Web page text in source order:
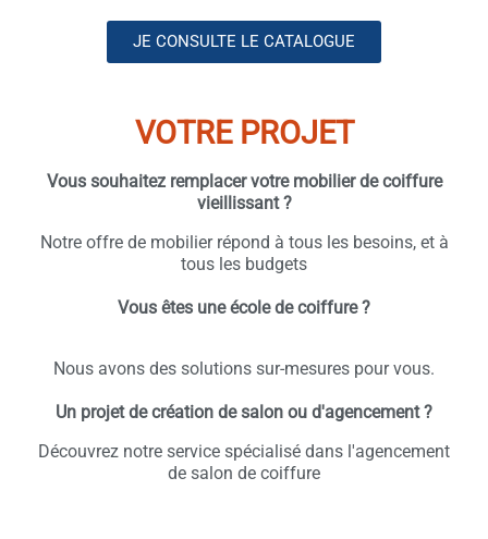
JE CONSULTE LE CATALOGUE
VOTRE PROJET
Vous souhaitez remplacer votre mobilier de coiffure
vieillissant ?
Notre offre de mobilier répond à tous les besoins, et à
tous les budgets
Vous êtes une école de coiffure ?
Nous avons des solutions sur-mesures pour vous.
Un projet de création de salon ou d'agencement ?
Découvrez notre service spécialisé dans l'agencement
de salon de coiffure